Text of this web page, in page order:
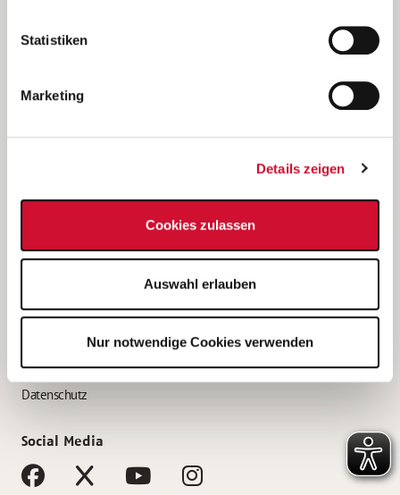
unsererDatenschutzerklärung
Statistiken
Marketing
Details zeigen
Cookies zulassen
Auswahl erlauben
Nur notwendige Cookies verwenden
(Ein Tochterunternehmen des AWO Bezirksverbandes Unterfranken
e.V.)
Bewerbung als Altenpflegehelfer*in
Bewerbung als Erzieher*in
AWO Gliederungen nach Bundesland
Impressum
Datenschutz
Social Media